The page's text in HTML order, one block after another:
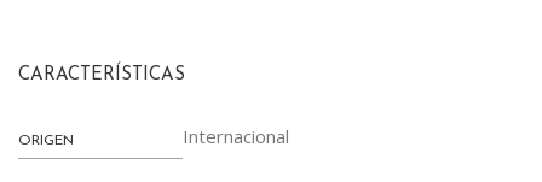
CARACTERÍSTICAS
ORIGEN Internacional